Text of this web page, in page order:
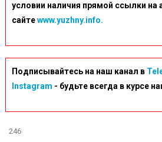
условии наличия прямой ссылки на
сайтеwww.yuzhny.info.
Подписывайтесь на наш канал в
Instagram - будьте всегда в курсе
246